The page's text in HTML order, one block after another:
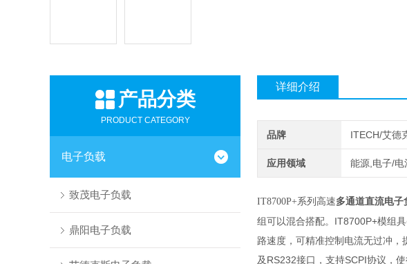
产品分类
PRODUCT CATEGORY
电子负载
致茂电子负载
鼎阳电子负载
详细介绍
品牌 ITECH/艾德
应用领域 能源,电子/
IT8700P+系列 高速多通道直流电子
组可以混合搭配。 IT8700P+模组
路速度，可精准控制电流无过冲，
及RS232接口，支持SCPI协议，